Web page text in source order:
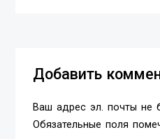
Добавить
Ваш адрес эл. почты не
Обязательные поля